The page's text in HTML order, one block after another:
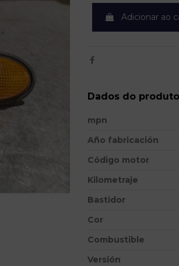
Adicionar ao
Dados do produto
mpn
Año fabricación
Código motor
Kilometraje
Bastidor
Cor
Combustible
Versión